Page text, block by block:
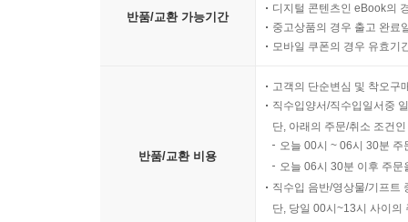
반품/교환 가능기간
디지털 콘텐츠인 eBook의
중고상품의 경우 출고 완료
모바일 쿠폰의 경우 유효기
반품/교환 비용
고객의 단순변심 및 착오구
직수입양서/직수입일서중
단, 아래의 주문/취소 조건
오늘 00시 ~ 06시 30분
오늘 06시 30분 이후 주
직수입 음반/영상물/기프트
단, 당일 00시~13시 사이의